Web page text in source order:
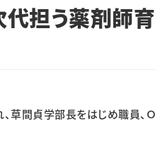
担う薬剤師育
間貞学部長をはじめ職員、